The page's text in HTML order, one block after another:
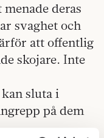
deras
svaghet och
att offentlig
skojare. Inte
sluta i
på dem